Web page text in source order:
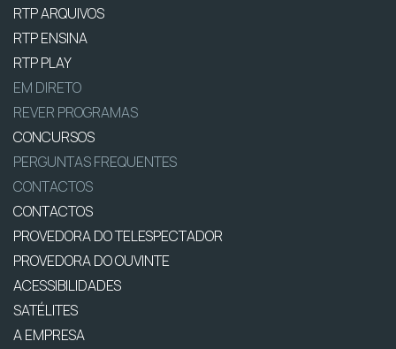
RTP ARQUIVOS
RTP ENSINA
RTP PLAY
EM DIRETO
REVER PROGRAMAS
CONCURSOS
PERGUNTAS FREQUENTES
CONTACTOS
CONTACTOS
PROVEDORA DO TELESPECTADOR
PROVEDORA DO OUVINTE
ACESSIBILIDADES
SATÉLITES
A EMPRESA